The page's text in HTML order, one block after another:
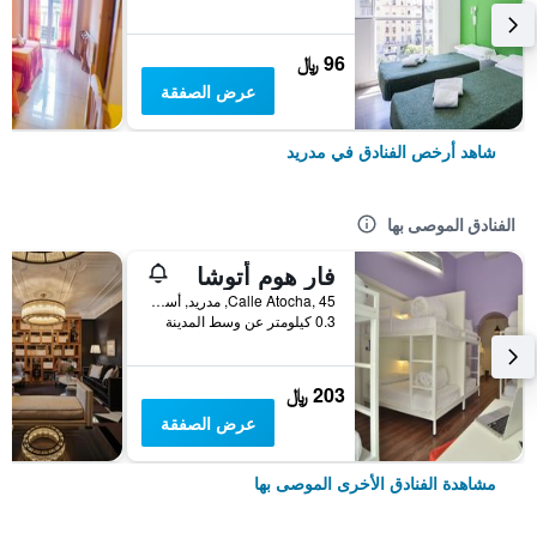
96 ﷼
عرض الصفقة
شاهد أرخص الفنادق في مدريد
الفنادق الموصى بها
فار هوم أتوشا
Calle Atocha, 45, مدريد, أسبانيا
0.3 كيلومتر عن وسط المدينة
203 ﷼
عرض الصفقة
مشاهدة الفنادق الأخرى الموصى بها